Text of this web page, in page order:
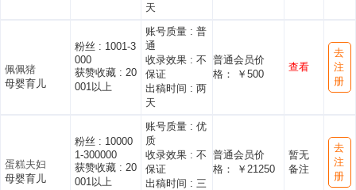
天
佩佩猪
母婴育儿
粉丝 : 1001-3
000
获赞收藏 : 20
001以上
账号质量 : 普
通
收录效果 : 不
保证
出稿时间 : 两
天
普通会员价
格： ￥500
查看
去
注
册
蛋糕夫妇
母婴育儿
粉丝 : 10000
1-300000
获赞收藏 : 20
001以上
账号质量 : 优
质
收录效果 : 不
保证
出稿时间 : 三
普通会员价
格： ￥21250
暂无
备注
去
注
册